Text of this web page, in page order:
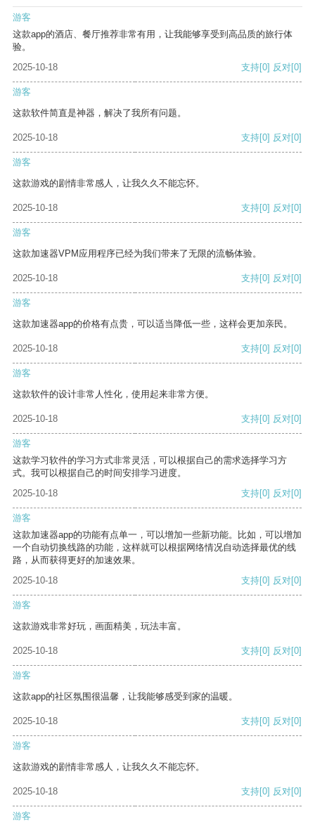
游客
这款app的酒店、餐厅推荐非常有用，让我能够享受到高品质的旅行体
验。
2025-10-18
支持[0] 反对[0]
游客
这款软件简直是神器，解决了我所有问题。
2025-10-18 支持[0] 反对[0]
游客
这款游戏的剧情非常感人，让我久久不能忘怀。
2025-10-18 支持[0] 反对[0]
游客
这款加速器VPM应用程序已经为我们带来了无限的流畅体验。
2025-10-18 支持[0] 反对[0]
游客
这款加速器app的价格有点贵，可以适当降低一些，这样会更加亲民。
2025-10-18 支持[0] 反对[0]
游客
这款软件的设计非常人性化，使用起来非常方便。
2025-10-18 支持[0] 反对[0]
游客
这款学习软件的学习方式非常灵活，可以根据自己的需求选择学习方
式。我可以根据自己的时间安排学习进度。
2025-10-18
支持[0] 反对[0]
游客
这款加速器app的功能有点单一，可以增加一些新功能。比如，可以增加
一个自动切换线路的功能，这样就可以根据网络情况自动选择最优的线
路，从而获得更好的加速效果。
2025-10-18
支持[0] 反对[0]
游客
这款游戏非常好玩，画面精美，玩法丰富。
2025-10-18 支持[0] 反对[0]
游客
这款app的社区氛围很温馨，让我能够感受到家的温暖。
2025-10-18 支持[0] 反对[0]
游客
这款游戏的剧情非常感人，让我久久不能忘怀。
2025-10-18 支持[0] 反对[0]
游客